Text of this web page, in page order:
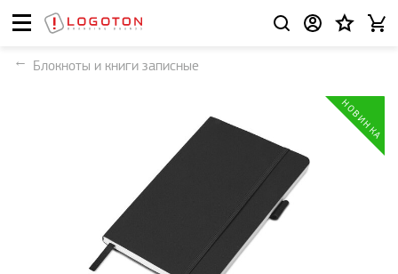
Блокноты и книги записные